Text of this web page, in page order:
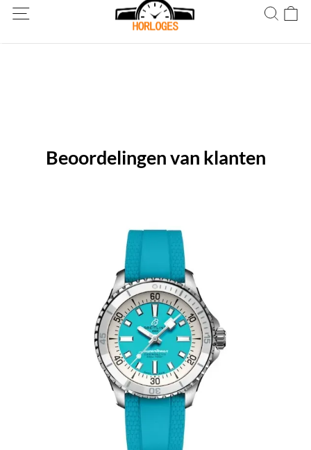
Wereldwijde verzending! Levering binnen 5 tot 20 dagen. Niet
tevreden? Retourneer binnen 30 dagen.
Beoordelingen van klanten